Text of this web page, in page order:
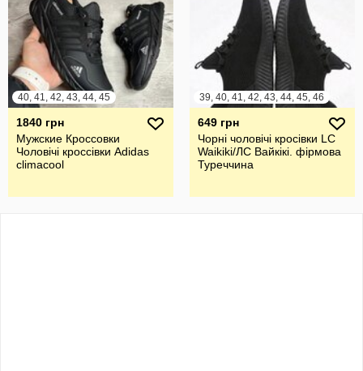
40, 41, 42, 43, 44, 45
1840 грн
Мужские Кроссовки
Чоловічі кроссівки Adidas
climacool
39, 40, 41, 42, 43, 44, 45, 46
649 грн
Чорні чоловічі кросівки LC
Waikiki/ЛС Вайкікі. фірмова
Туреччина